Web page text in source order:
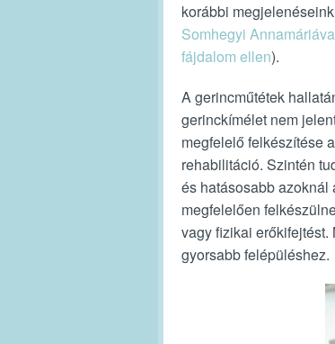
korábbi
Somhegyi
fájdalom ellen).
A gerincműtétek
gerinckímélet nem
megfelelő felkészítése
rehabilitáció. Szintén
és hatásosabb azoknál
megfelelően
vagy fizikai
gyorsabb felépüléshez.